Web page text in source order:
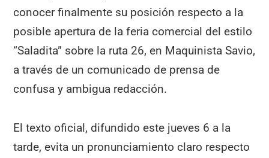
conocer finalmente su posición respecto a la
posible apertura de la feria comercial del estilo
“Saladita” sobre la ruta 26, en Maquinista Savio,
a través de un comunicado de prensa de
confusa y ambigua redacción.
El texto oficial, difundido este jueves 6 a la
tarde, evita un pronunciamiento claro respecto